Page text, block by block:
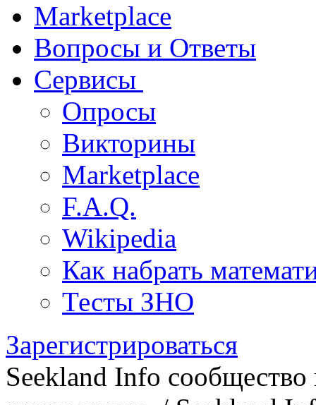
Marketplace
Вопросы и Ответы
Сервисы
Опросы
Викторины
Marketplace
F.A.Q.
Wikipedia
Как набрать
Тесты ЗНО
Зарегистрироваться
Seekland Info